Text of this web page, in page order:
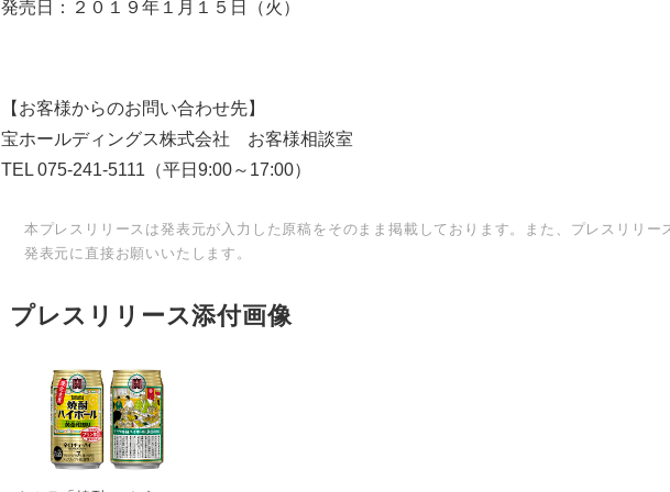
発売日：２０１９年１月１５日（火）
【お客様からのお問い合わせ先】
宝ホールディングス株式会社 お客様相談室
TEL 075-241-5111（平日9:00～17:00）
本プレスリリースは発表元が入力した原稿をそのまま掲載しております。また、プレスリリー
発表元に直接お願いいたします。
プレスリリース添付画像